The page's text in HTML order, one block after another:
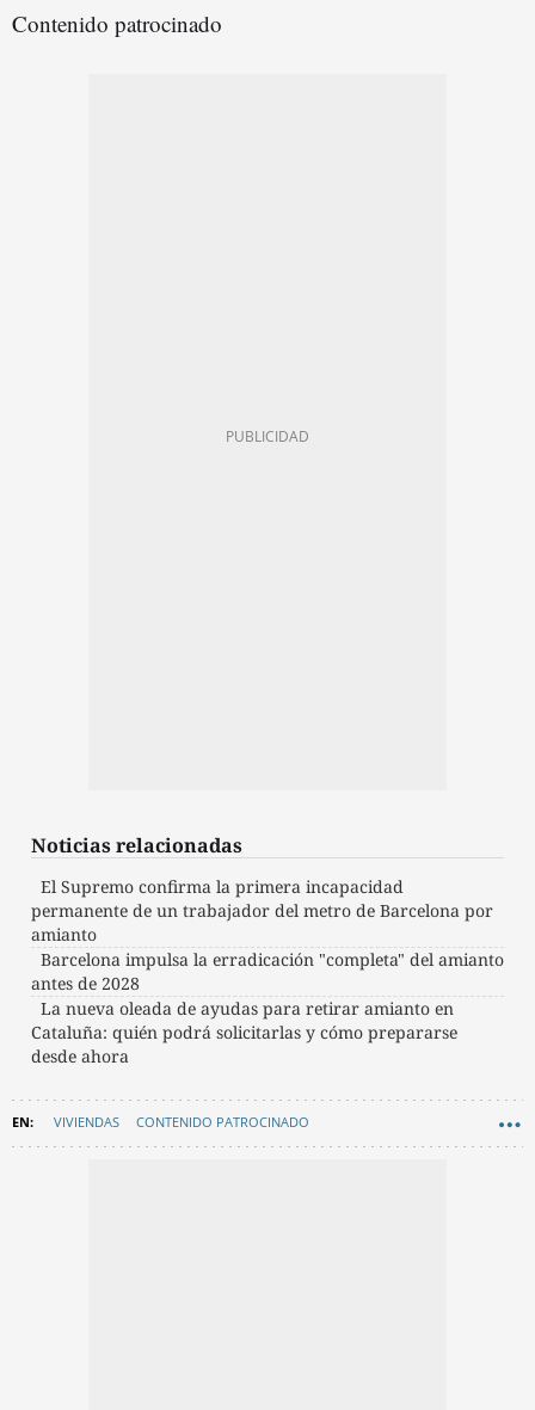
Contenido patrocinado
Noticias relacionadas
El Supremo confirma la primera incapacidad
permanente de un trabajador del metro de Barcelona por
amianto
Barcelona impulsa la erradicación "completa" del amianto
antes de 2028
La nueva oleada de ayudas para retirar amianto en
Cataluña: quién podrá solicitarlas y cómo prepararse
desde ahora
VIVIENDAS CONTENIDO PATROCINADO